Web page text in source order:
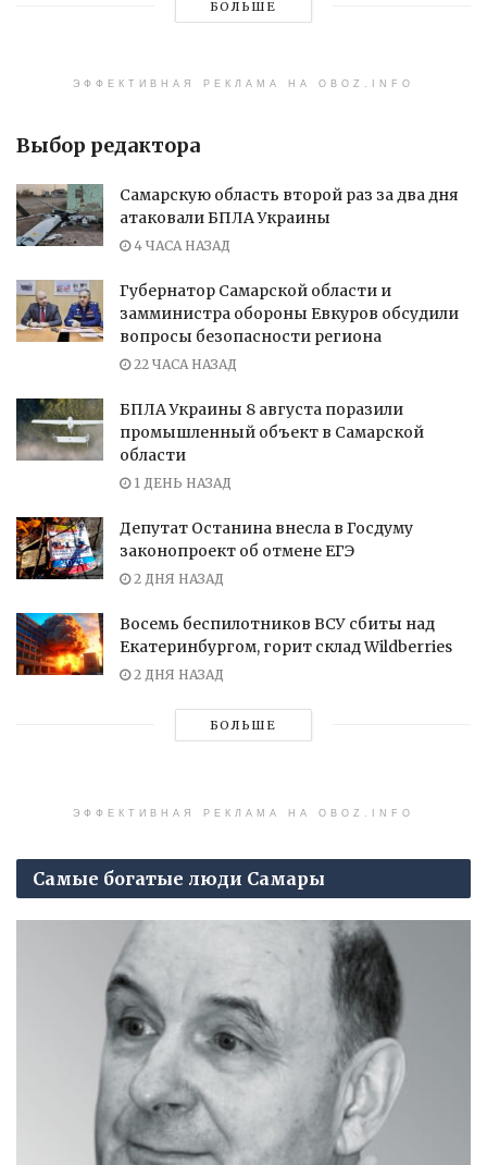
БОЛЬШЕ
ЭФФЕКТИВНАЯ РЕКЛАМА НА OBOZ.INFO
Выбор редактора
Самарскую область второй раз за два дня
атаковали БПЛА Украины
4 ЧАСА НАЗАД
Губернатор Самарской области и
замминистра обороны Евкуров обсудили
вопросы безопасности региона
22 ЧАСА НАЗАД
БПЛА Украины 8 августа поразили
промышленный объект в Самарской
области
1 ДЕНЬ НАЗАД
Депутат Останина внесла в Госдуму
законопроект об отмене ЕГЭ
2 ДНЯ НАЗАД
Восемь беспилотников ВСУ сбиты над
Екатеринбургом, горит склад Wildberries
2 ДНЯ НАЗАД
БОЛЬШЕ
ЭФФЕКТИВНАЯ РЕКЛАМА НА OBOZ.INFO
Самые богатые люди Самары